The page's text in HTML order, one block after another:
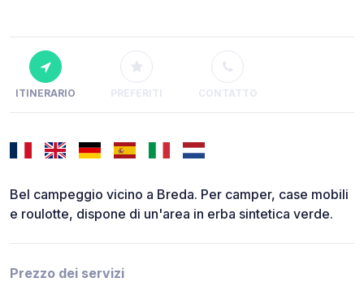
ITINERARIO PREFERITI CONTATTO
Bel campeggio vicino a Breda. Per camper, case mobili
e roulotte, dispone di un'area in erba sintetica verde.
Prezzo dei servizi